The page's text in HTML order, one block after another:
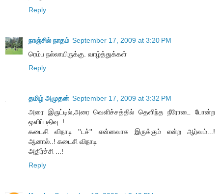
Reply
நாஞ்சில் நாதம் September 17, 2009 at 3:20 PM
ரெம்ப நல்லாயிருக்கு. வாழ்த்துக்கள்
Reply
தமிழ் அமுதன் September 17, 2009 at 3:32 PM
அரை இருட்டில்,அரை வெளிச்சத்தில் தெளிந்த நீரோடை போன்ற
ஒளிப்பதிவு..!
கடைசி விநாடி ''டச்'' என்னவாக இருக்கும் என்ற ஆர்வம்...!
ஆனால்..! கடைசி விநாடி
அதிர்ச்சி ...!
Reply